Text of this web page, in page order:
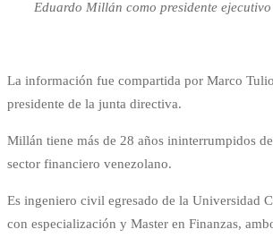
Eduardo Millán como presidente
La información fue compartida por Marco
presidente de la junta directiva.
Millán tiene más de 28 años ininterrumpidos
sector financiero venezolano.
Es ingeniero civil egresado de la Universidad
con especialización y Master en Finanzas,